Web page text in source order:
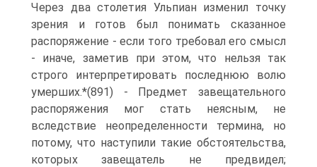
Через два столетия Ульпиан изменил точку
зрения и готов был понимать сказанное
распоряжение - если того требовал его смысл
- иначе, заметив при этом, что нельзя так
строго интерпретировать последнюю волю
умерших.*(891) - Предмет завещательного
распоряжения мог стать неясным, не
вследствие неопределенности термина, но
потому, что наступили такие обстоятельства,
которых завещатель не предвидел;